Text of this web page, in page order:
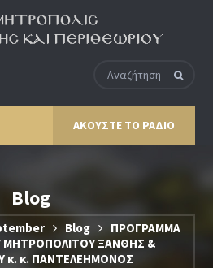
ΑΚΟΥΣΤΕ ΤΟ ΡΑΔΙΟ
Blog
Blog
ΠΡΟΓΡΑΜΜΑ
ΜΗΤΡΟΠΟΛΙΤΟΥ ΞΑΝΘΗΣ &
κ. κ. ΠΑΝΤΕΛΕΗΜΟΝΟΣ